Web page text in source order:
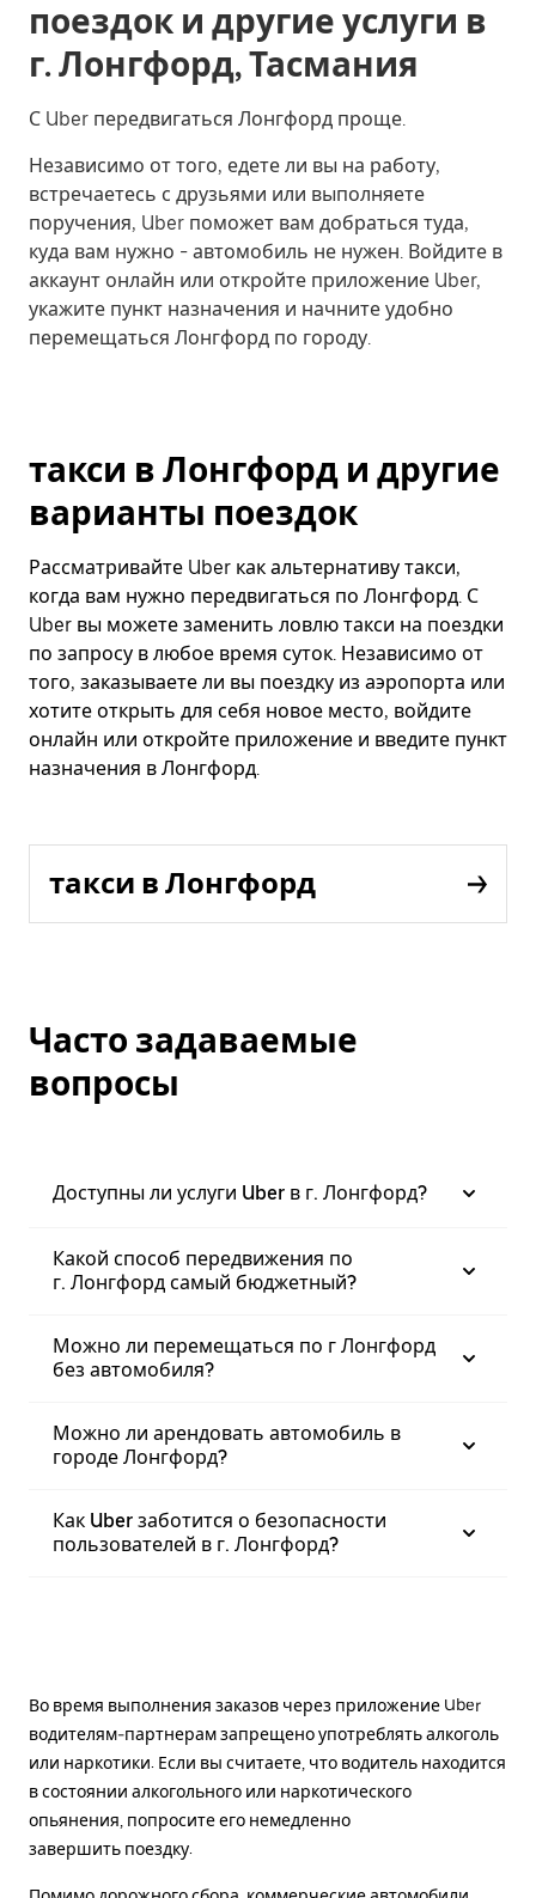
поездок и другие услуги в
г. Лонгфорд, Тасмания
С Uber передвигаться Лонгфорд проще.
Независимо от того, едете ли вы на работу,
встречаетесь с друзьями или выполняете
поручения, Uber поможет вам добраться туда,
куда вам нужно - автомобиль не нужен. Войдите в
аккаунт онлайн или откройте приложение Uber,
укажите пункт назначения и начните удобно
перемещаться Лонгфорд по городу.
такси в Лонгфорд и другие
варианты поездок
Рассматривайте Uber как альтернативу такси,
когда вам нужно передвигаться по Лонгфорд. С
Uber вы можете заменить ловлю такси на поездки
по запросу в любое время суток. Независимо от
того, заказываете ли вы поездку из аэропорта или
хотите открыть для себя новое место, войдите
онлайн или откройте приложение и введите пункт
назначения в Лонгфорд.
такси в Лонгфорд
Часто задаваемые
вопросы
Доступны ли услуги Uber в г. Лонгфорд?
Какой способ передвижения по
г. Лонгфорд самый бюджетный?
Можно ли перемещаться по г Лонгфорд
без автомобиля?
Можно ли арендовать автомобиль в
городе Лонгфорд?
Как Uber заботится о безопасности
пользователей в г. Лонгфорд?
Во время выполнения заказов через приложение Uber
водителям-партнерам запрещено употреблять алкоголь
или наркотики. Если вы считаете, что водитель находится
в состоянии алкогольного или наркотического
опьянения, попросите его немедленно
завершить поездку.